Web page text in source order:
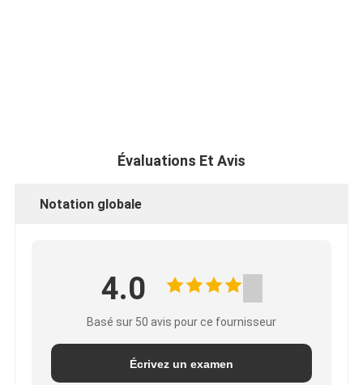
Évaluations Et Avis
Notation globale
4.0
Basé sur 50 avis pour ce fournisseur
Écrivez un examen